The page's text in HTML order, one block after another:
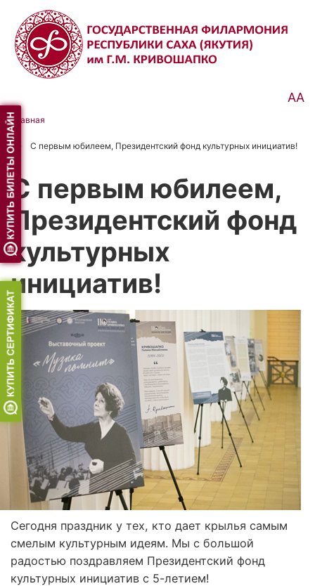
Перейти
основному
содержанию
АА
Строка
навигации
Главная
С первым юбилеем, Президентский фонд культурных инициатив!
С первым юбилеем,
Президентский фонд
культурных
инициатив!
Сегодня праздник у тех, кто дает крылья самым
смелым культурным идеям. Мы с большой
радостью поздравляем Президентский фонд
культурных инициатив с 5-летием!